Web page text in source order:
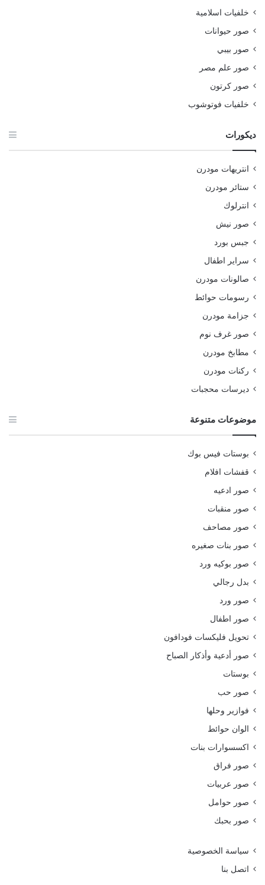
خلفيات اسلامية
صور حيوانات
صور بيبي
صور علم مصر
صور كرتون
خلفيات فوتوشوب
ديكورات
انتريهات مودرن
ستائر مودرن
انترلوك
صور نيش
جبس بورد
سراير اطفال
صالونات مودرن
رسومات حوائط
جزامة مودرن
صور غرف نوم
مطابخ مودرن
ركنات مودرن
ديرسات محجبات
موضوعات متنوعة
بوستات فيس بوك
قفشات افلام
صور ادعيه
صور منقبات
صور مصاحف
صور بنات صغيره
صور بوكيه ورد
بدل رجالي
صور ورد
صور اطفال
تحويل فليكسات فودافون
صور أدعية وأذكار الصباح
بوستات
صور حب
فوازير وحلها
الوان حوائط
اكسسوارات بنات
صور فراق
صور عربيات
صور حوامل
صور بحبك
سياسة الخصوصية
اتصل بنا